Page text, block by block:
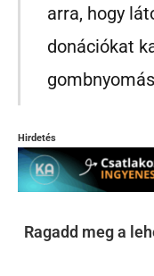
arra, hogy
donációkat
Hirdetés
Ragadd meg a